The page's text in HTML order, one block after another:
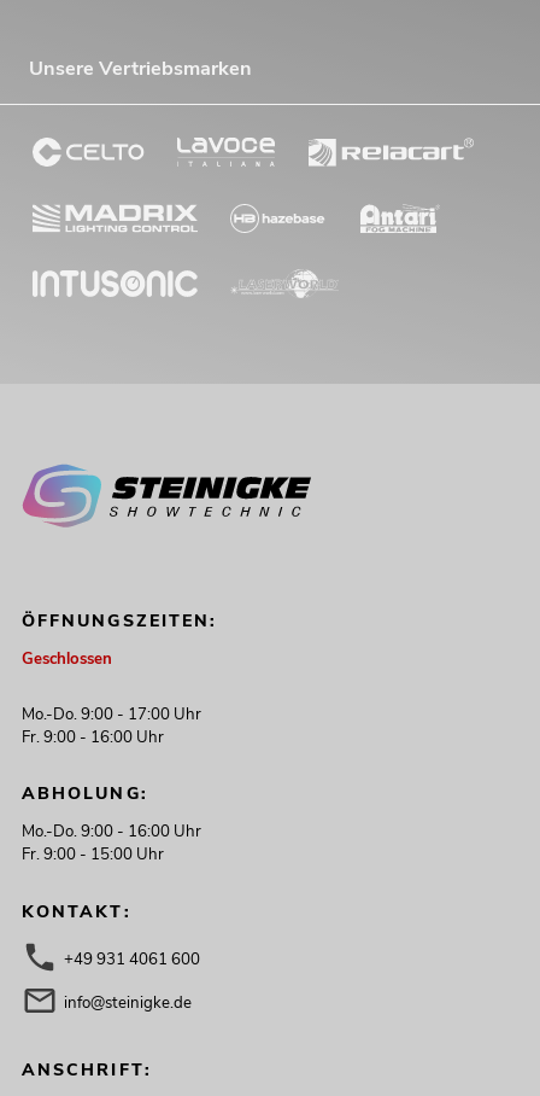
Unsere Vertriebsmarken
ÖFFNUNGSZEITEN:
Geschlossen
Mo.-Do. 9:00 - 17:00 Uhr
Fr. 9:00 - 16:00 Uhr
ABHOLUNG:
Mo.-Do. 9:00 - 16:00 Uhr
Fr. 9:00 - 15:00 Uhr
KONTAKT:
+49 931 4061 600
info@steinigke.de
ANSCHRIFT: